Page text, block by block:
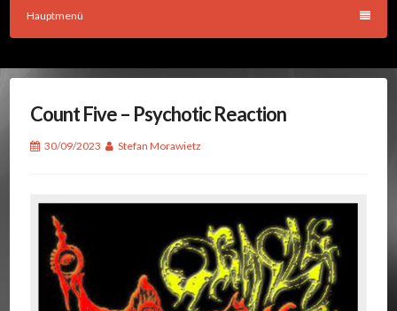
Hauptmenü
Count Five – Psychotic Reaction
30/09/2023 Stefan Morawietz